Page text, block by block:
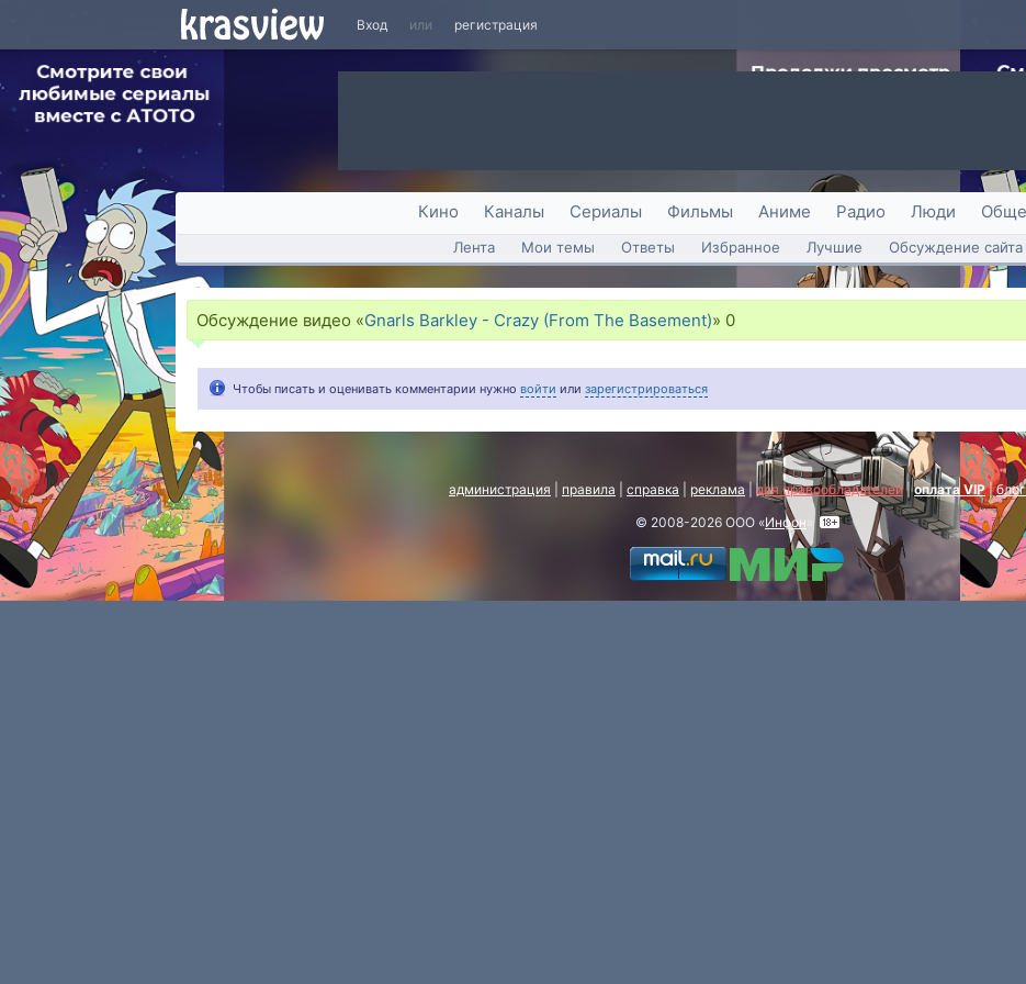
Вход или регистрация
Кино Каналы Сериалы Фильмы Аниме Радио Люди
Лента Мои темы Ответы Избранное Лучшие Обсуждение сайта
Обсуждение видео «Gnarls Barkley - Crazy (From The Basement)» 0
Чтобы писать и оценивать комментарии нужно войти или зарегистрироваться
администрация правила справка реклама для правообладателей|оплата VIP|блог
© 2008-2026 ООО «Инфон»